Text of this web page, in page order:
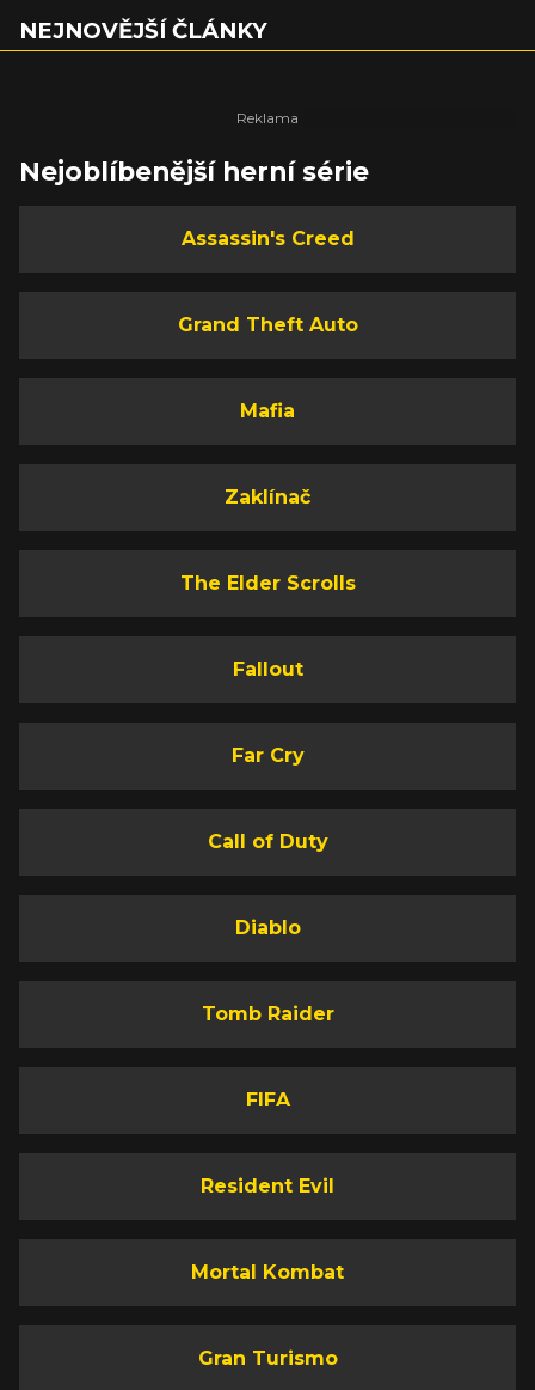
NEJNOVĚJŠÍ ČLÁNKY
Nejoblíbenější herní série
Assassin's Creed
Grand Theft Auto
Mafia
Zaklínač
The Elder Scrolls
Fallout
Far Cry
Call of Duty
Diablo
Tomb Raider
FIFA
Resident Evil
Mortal Kombat
Gran Turismo